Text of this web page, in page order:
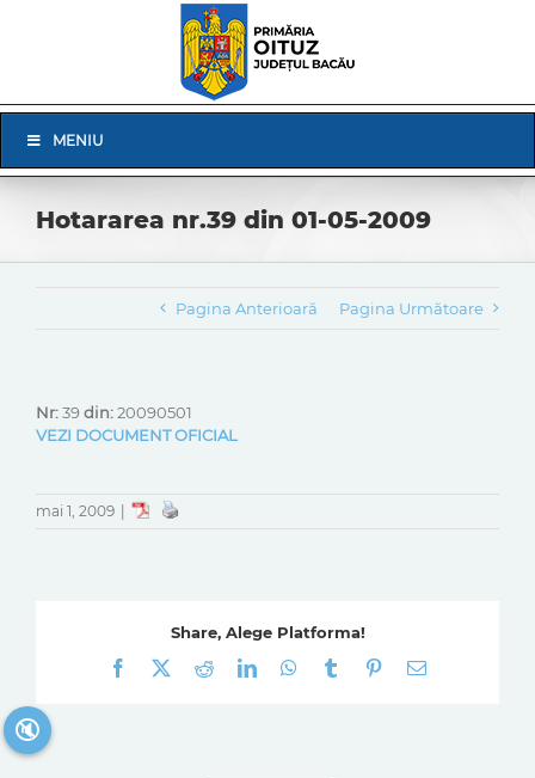
Navigation
MENIU
Hotararea nr.39 din 01-05-2009
Pagina Anterioară Pagina Următoare
Nr:39din:20090501
VEZI DOCUMENT OFICIAL
mai 1, 2009
Share, Alege Platforma!
Facebook
RedditLinkedInWhatsApp
Tumblr Pinterest
E-
🔇